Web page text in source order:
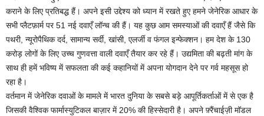
कराने के लिए प्रतिबद्ध हैं। अपने इसी उद्देश्य को ध्यान में रखते हुए हमने जेनेरिक आधार के
सभी प्लैटफ़ार्म पर 51 नई दवाएँ लॉन्च की हैं। यह कुछ आम समस्याओं की दवाएँ हैं जैसे कि
पथरी, न्यूरोपैथिक दर्द, सामान्य सर्दी, खांसी, एलर्जी व फंगल इन्फेक्शन। हम देश के 130
करोड़ लोगों के लिए उच्च गुणवत्ता वाली दवाएँ तैयार कर रहे हैं। उद्यमिता की बढ़ती मांग के
साथ ही हमें भविष्य में सफलता की कई कहानियों में अपना योगदान देने पर गर्व महसूस हो
रहा है।
वर्तमान में जेनेरिक दवाओं के मामले में भारत दुनिया के सबसे बड़े आपूर्तिकर्ताओं में से एक है
जिसकी वैश्विक फार्मास्युटिकल बाज़ार में 20% की हिस्सेदारी है। अपने फ़्रैंचाईज़ी मॉडल